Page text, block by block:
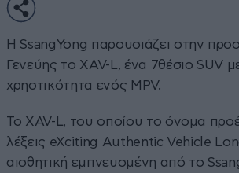
Η SsangYong παρουσιάζει στην
Γενεύης το XAV-L, ένα 7θέσιο SUV
χρηστικότητα ενός MPV.
Το XAV-L, του οποίου το όνομα
λέξεις eXciting Authentic Vehicle
αισθητική εμπνευσμένη από το